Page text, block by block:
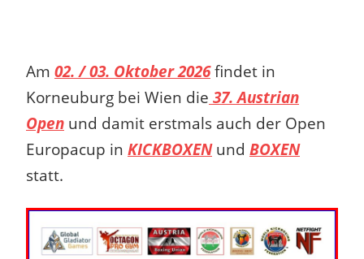
Am 02. / 03. Oktober 2026findet in
Korneuburg bei Wien die 37. Austrian
Open und damit erstmals auch der Open
Europacup in KICKBOXENund BOXEN
statt.